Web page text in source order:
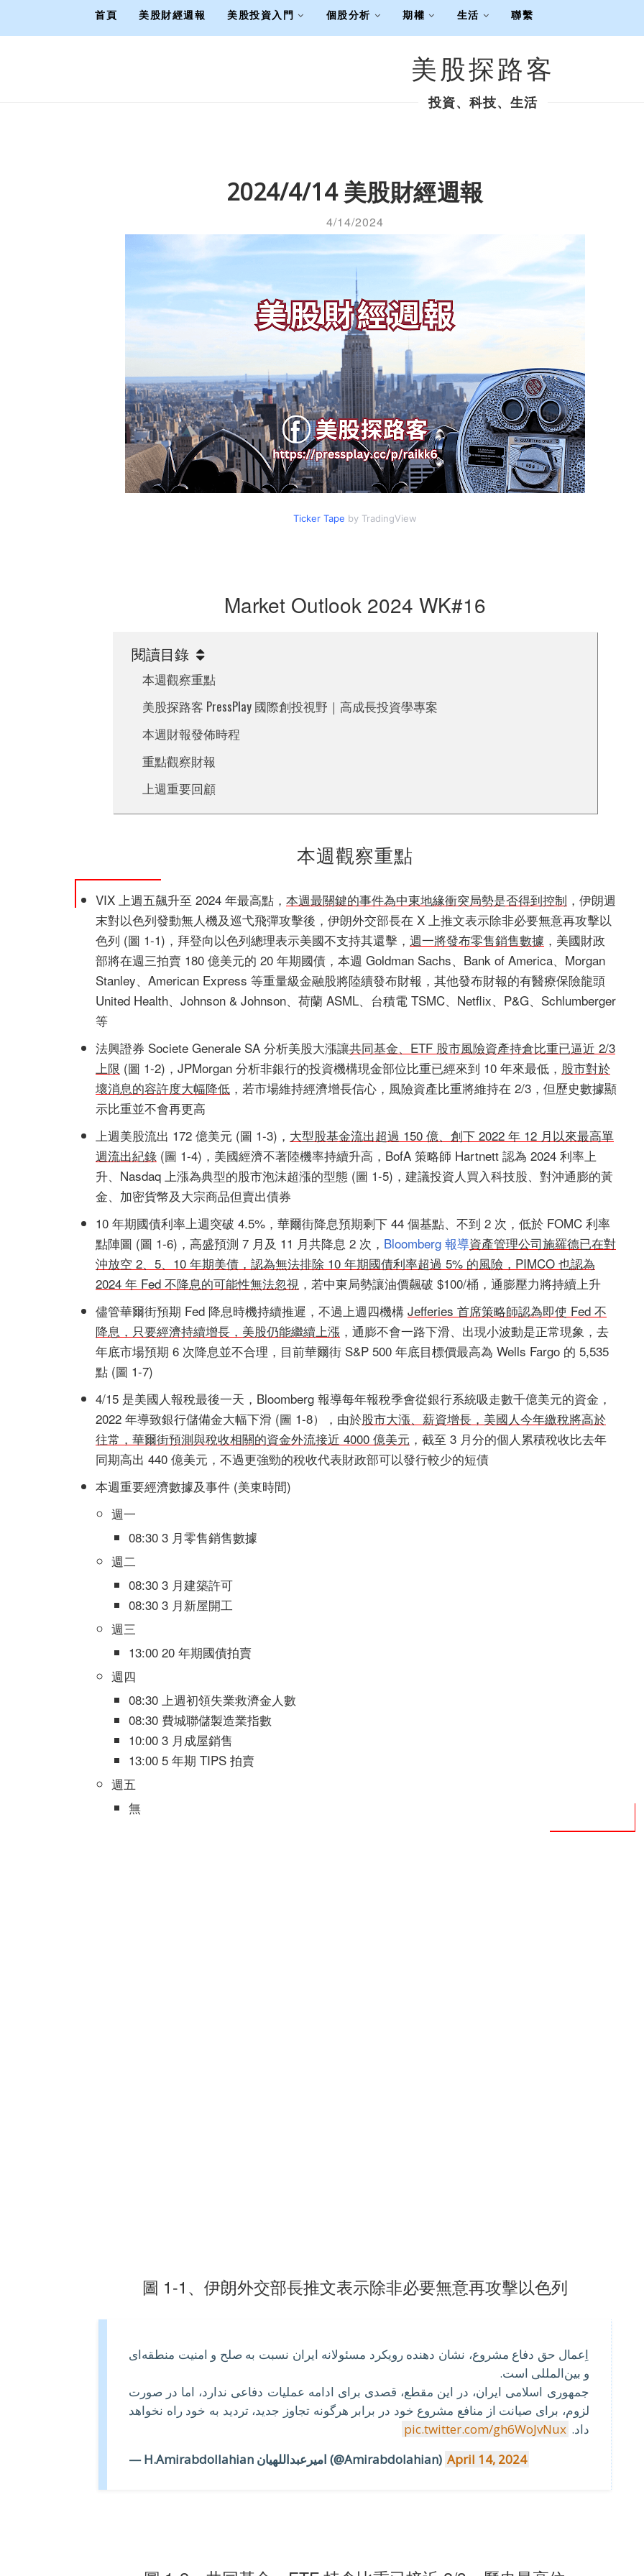
美股探路客
首頁 美股財經週報 美股投資入門 個股分析 期權 生活 聯繫
投資、科技、生活
2024/4/14 美股財經週報
4/14/2024
Ticker Tape by TradingView
Market Outlook 2024 WK#16
閱讀目錄
本週觀察重點
美股探路客 PressPlay 國際創投視野｜高成長投資學專案
本週財報發佈時程
重點觀察財報
上週重要回顧
本週觀察重點
VIX 上週五飆升至 2024 年最高點， 本週最關鍵的事件為中東地緣衝突局勢是否得到控制 ，伊朗週
末對以色列發動無人機及巡弋飛彈攻擊後，伊朗外交部長在 X 上推文表示除非必要無意再攻擊以
色列 (圖 1-1)，拜登向以色列總理表示美國不支持其還擊， 週一將發布零售銷售數據 ，美國財政
部將在週三拍賣 180 億美元的 20 年期國債，本週 Goldman Sachs、Bank of America、Morgan
Stanley、American Express 等重量級金融股將陸續發布財報，其他發布財報的有醫療保險龍頭
United Health、Johnson & Johnson、荷蘭 ASML、台積電 TSMC、Netflix、P&G、Schlumberger
等
法興證券 Societe Generale SA 分析美股大漲讓共同基金、ETF 股市風險資產持倉比重已逼近 2/3
上限 (圖 1-2)，JPMorgan 分析非銀行的投資機構現金部位比重已經來到 10 年來最低， 股市對於
壞消息的容許度大幅降低 ，若市場維持經濟增長信心，風險資產比重將維持在 2/3，但歷史數據顯
示比重並不會再更高
上週美股流出 172 億美元 (圖 1-3)， 大型股基金流出超過 150 億、創下 2022 年 12 月以來最高單
週流出紀錄 (圖 1-4)，美國經濟不著陸機率持續升高，BofA 策略師 Hartnett 認為 2024 利率上
升、Nasdaq 上漲為典型的股市泡沫超漲的型態 (圖 1-5)，建議投資人買入科技股、對沖通膨的黃
金、加密貨幣及大宗商品但賣出債券
10 年期國債利率上週突破 4.5%，華爾街降息預期剩下 44 個基點、不到 2 次，低於 FOMC 利率
點陣圖 (圖 1-6)，高盛預測 7 月及 11 月共降息 2 次， Bloomberg 報導資產管理公司施羅德已在對
沖放空 2、5、10 年期美債，認為無法排除 10 年期國債利率超過 5% 的風險，PIMCO 也認為
2024 年 Fed 不降息的可能性無法忽視 ，若中東局勢讓油價飆破 $100/桶，通膨壓力將持續上升
儘管華爾街預期 Fed 降息時機持續推遲，不過上週四機構 Jefferies 首席策略師認為即使 Fed 不
降息，只要經濟持續增長，美股仍能繼續上漲 ，通膨不會一路下滑、出現小波動是正常現象，去
年底市場預期 6 次降息並不合理，目前華爾街 S&P 500 年底目標價最高為 Wells Fargo 的 5,535
點 (圖 1-7)
4/15 是美國人報稅最後一天，Bloomberg 報導每年報稅季會從銀行系統吸走數千億美元的資金，
2022 年導致銀行儲備金大幅下滑 (圖 1-8），由於股市大漲、薪資增長，美國人今年繳稅將高於
往常，華爾街預測與稅收相關的資金外流接近 4000 億美元 ，截至 3 月分的個人累積稅收比去年
同期高出 440 億美元，不過更強勁的稅收代表財政部可以發行較少的短債
本週重要經濟數據及事件 (美東時間)
週一
08:30 3 月零售銷售數據
週二
08:30 3 月建築許可
08:30 3 月新屋開工
週三
13:00 20 年期國債拍賣
週四
08:30 上週初領失業救濟金人數
08:30 費城聯儲製造業指數
10:00 3 月成屋銷售
13:00 5 年期 TIPS 拍賣
週五
無
圖 1-1、伊朗外交部長推文表示除非必要無意再攻擊以色列
اِعمال حق دفاع مشروع، نشان دهنده رویکرد مسئولانه ایران نسبت به صلح و امنیت منطقه‌ای
و بین‌المللی است.
جمهوری اسلامی ایران، در این مقطع، قصدی برای ادامه عملیات دفاعی ندارد، اما در صورت
لزوم، برای صیانت از منافع مشروع خود در برابر هرگونه تجاوز جدید، تردید به خود راه نخواهد
داد. pic.twitter.com/gh6WoJvNux
— H.Amirabdollahian امیرعبداللهیان (@Amirabdolahian) April 14, 2024